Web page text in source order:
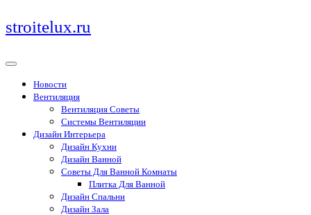
Перейти
к
stroitelux.ru
Новости
Вентиляция
Вентиляция Советы
Системы Вентиляции
Дизайн Интерьера
Дизайн Кухни
Дизайн Ванной
Советы Для Ванной Комнаты
Плитка Для Ванной
Дизайн Спальни
Дизайн Зала